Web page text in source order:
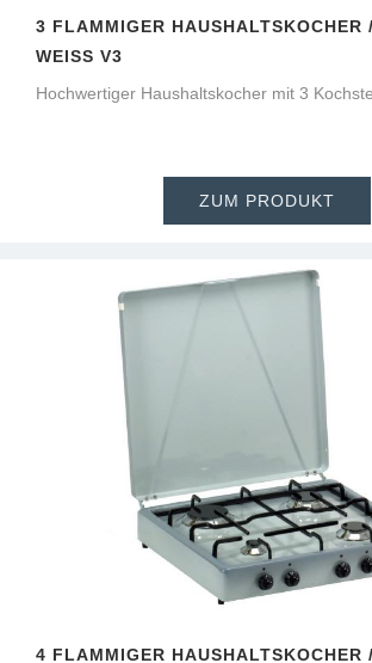
3 FLAMMIGER HAUSHALTSKOCHER
WEISS V3
Hochwertiger Haushaltskocher mit 3
ZUM PRODUKT
4 FLAMMIGER HAUSHALTSKOCHER